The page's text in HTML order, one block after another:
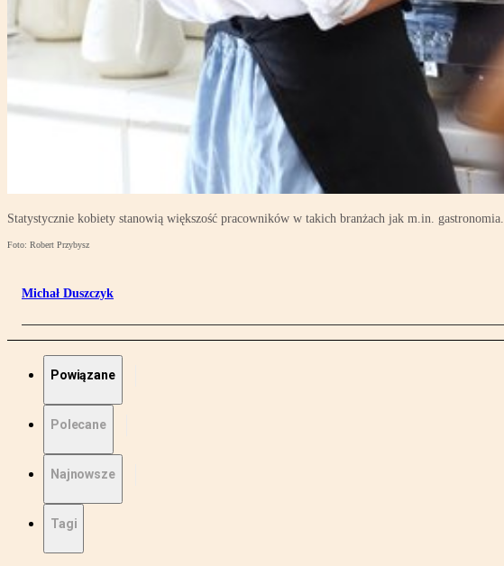
Statystycznie kobiety stanowią większość pracowników w takich branżach jak m.in. gastronomia.
Foto: Robert Przybysz
Michał Duszczyk
Powiązane
Polecane
Najnowsze
Tagi